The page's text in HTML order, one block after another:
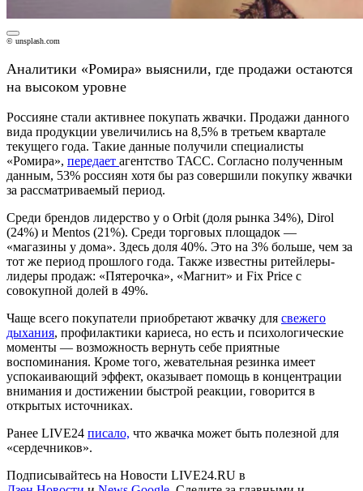
© unsplash.com
Аналитики «Ромира» выяснили, где продажи остаются
на высоком уровне
Россияне стали активнее покупать жвачки. Продажи данного
вида продукции увеличились на 8,5% в третьем квартале
текущего года. Такие данные получили специалисты
«Ромира», передает агентство ТАСС. Согласно полученным
данным, 53% россиян хотя бы раз совершили покупку жвачки
за рассматриваемый период.
Среди брендов лидерство у о Orbit (доля рынка 34%), Dirol
(24%) и Mentos (21%). Среди торговых площадок —
«магазины у дома». Здесь доля 40%. Это на 3% больше, чем за
тот же период прошлого года. Также известны ритейлеры-
лидеры продаж: «Пятерочка», «Магнит» и Fix Price с
совокупной долей в 49%.
Чаще всего покупатели приобретают жвачку для свежего
дыхания, профилактики кариеса, но есть и психологические
моменты — возможность вернуть себе приятные
воспоминания. Кроме того, жевательная резинка имеет
успокаивающий эффект, оказывает помощь в концентрации
внимания и достижении быстрой реакции, говорится в
открытых источниках.
Ранее LIVE24 писало, что жвачка может быть полезной для
«сердечников».
Подписывайтесь на Новости LIVE24.RU в